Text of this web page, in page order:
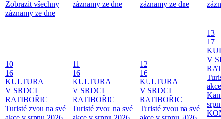
Zobrazit všechny
záznamy ze dne
záznamy ze dne záznamy ze dne
10
16
KULTURA
V SRDCI
RATIBOŘIC
Turisté zvou na své
akce v srpnu 2026
11
16
KULTURA
V SRDCI
RATIBOŘIC
Turisté zvou na své
akce v srpnu 2026
12
16
KULTURA
V SRDCI
RATIBOŘIC
Turisté zvou na své
akce v srpnu 2026
13
17
V